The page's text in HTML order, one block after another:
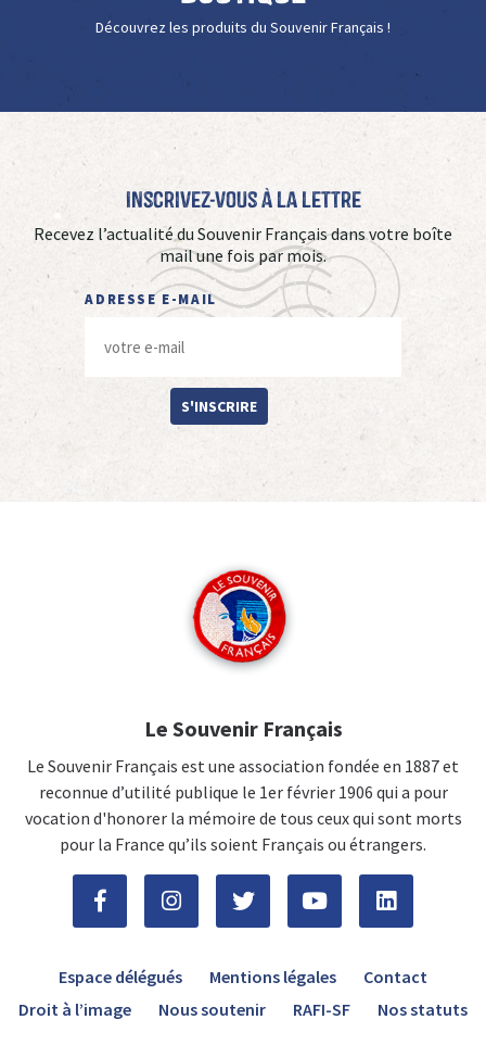
Découvrez les produits du Souvenir Français !
Inscrivez-vous à La Lettre
Recevez l’actualité du Souvenir Français dans votre boîte
mail une fois par mois.
ADRESSE E-MAIL
S'INSCRIRE
Le Souvenir Français
Le Souvenir Français est une association fondée en 1887 et
reconnue d’utilité publique le 1er février 1906 qui a pour
vocation d'honorer la mémoire de tous ceux qui sont morts
pour la France qu’ils soient Français ou étrangers.
Espace délégués Mentions légales
Contact
Droit à l’image
Nous soutenir RAFI-SF Nos statuts